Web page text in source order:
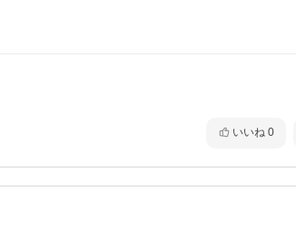
いいね 0